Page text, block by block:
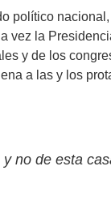
político
la
y de los
a las y los
no de esta